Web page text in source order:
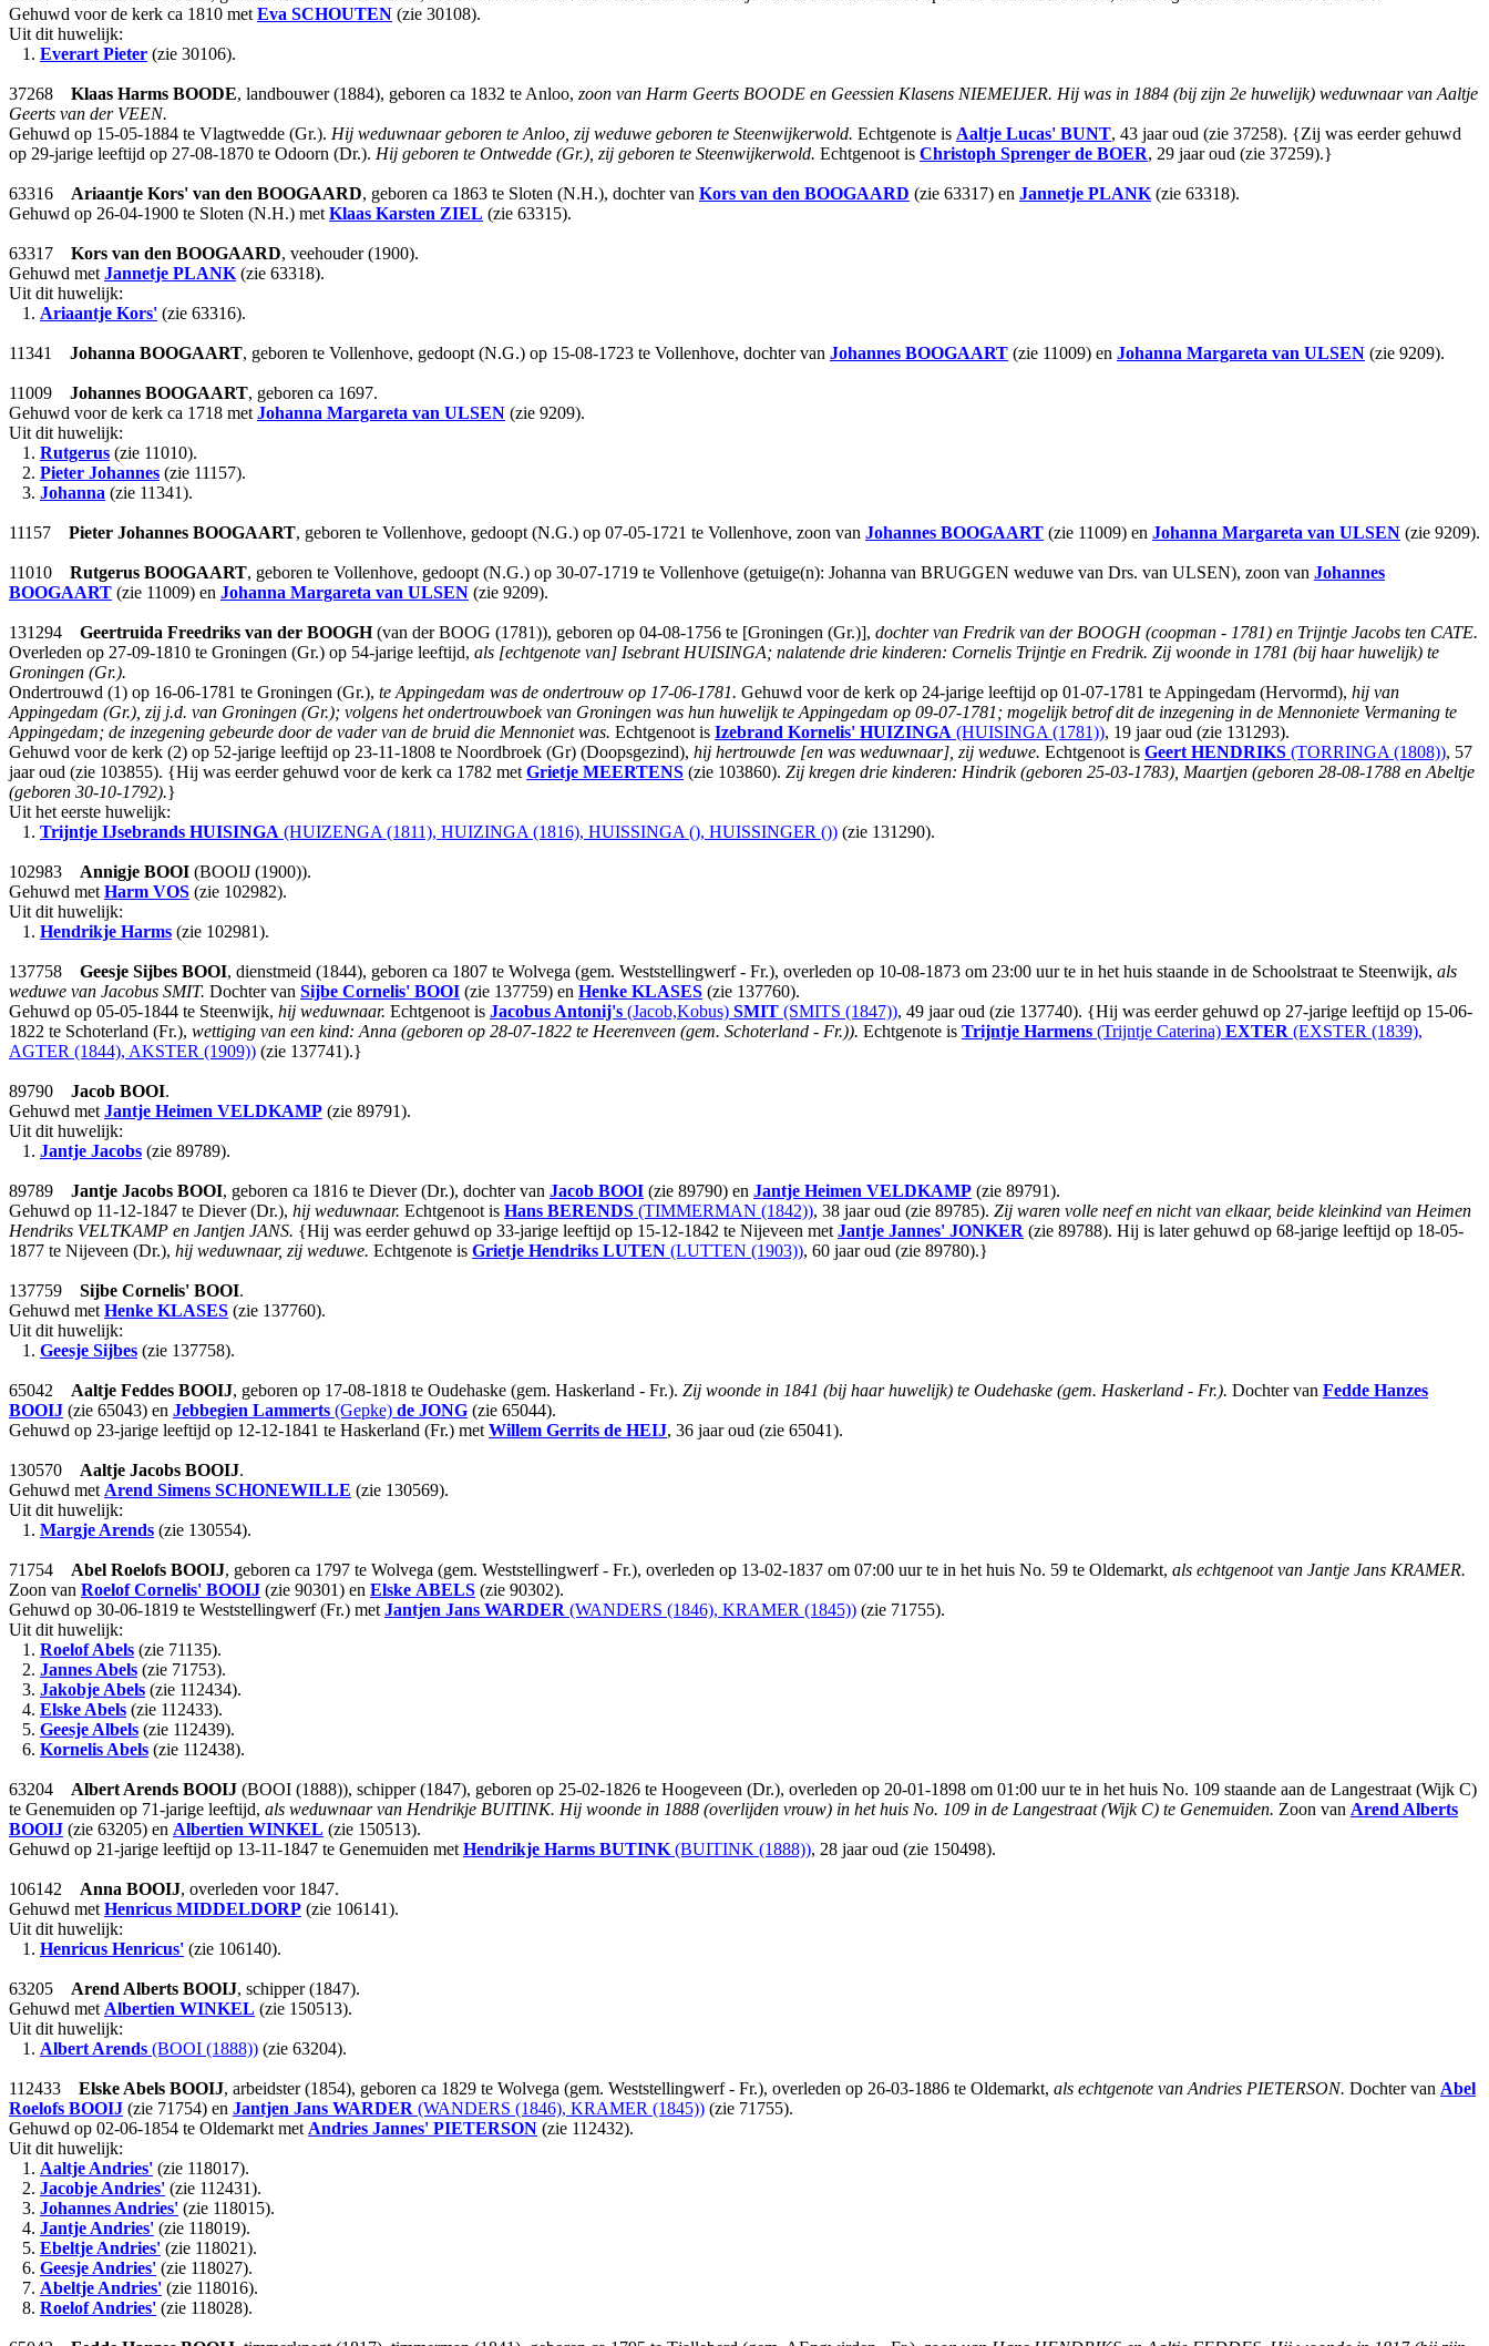
Gehuwd voor de kerk ca 1810 met Eva SCHOUTEN (zie 30108).
Uit dit huwelijk:
1. Everart Pieter (zie 30106).
37268 Klaas Harms BOODE, landbouwer (1884), geboren ca 1832 te Anloo, zoon van Harm Geerts BOODE en Geessien Klasens NIEMEIJER. Hij was in 1884 (bij zijn 2e huwelijk) weduwnaar van Aaltje
Geerts van der VEEN.
Gehuwd op 15-05-1884 te Vlagtwedde (Gr.). Hij weduwnaar geboren te Anloo, zij weduwe geboren te Steenwijkerwold. Echtgenote is Aaltje Lucas' BUNT, 43 jaar oud (zie 37258). {Zij was eerder gehuwd
op 29-jarige leeftijd op 27-08-1870 te Odoorn (Dr.). Hij geboren te Ontwedde (Gr.), zij geboren te Steenwijkerwold. Echtgenoot is Christoph Sprenger de BOER, 29 jaar oud (zie 37259).}
63316 Ariaantje Kors' van den BOOGAARD, geboren ca 1863 te Sloten (N.H.), dochter van Kors van den BOOGAARD (zie 63317) en Jannetje PLANK (zie 63318).
Gehuwd op 26-04-1900 te Sloten (N.H.) met Klaas Karsten ZIEL (zie 63315).
63317 Kors van den BOOGAARD, veehouder (1900).
Gehuwd met Jannetje PLANK (zie 63318).
Uit dit huwelijk:
1. Ariaantje Kors' (zie 63316).
11341 Johanna BOOGAART, geboren te Vollenhove, gedoopt (N.G.) op 15-08-1723 te Vollenhove, dochter van Johannes BOOGAART (zie 11009) en Johanna Margareta van ULSEN (zie 9209).
11009 Johannes BOOGAART, geboren ca 1697.
Gehuwd voor de kerk ca 1718 met Johanna Margareta van ULSEN (zie 9209).
Uit dit huwelijk:
1. Rutgerus (zie 11010).
2. Pieter Johannes (zie 11157).
3. Johanna (zie 11341).
11157 Pieter Johannes BOOGAART, geboren te Vollenhove, gedoopt (N.G.) op 07-05-1721 te Vollenhove, zoon van Johannes BOOGAART (zie 11009) en Johanna Margareta van ULSEN (zie 9209).
11010 Rutgerus BOOGAART, geboren te Vollenhove, gedoopt (N.G.) op 30-07-1719 te Vollenhove (getuige(n): Johanna van BRUGGEN weduwe van Drs. van ULSEN), zoon van Johannes
BOOGAART (zie 11009) en Johanna Margareta van ULSEN (zie 9209).
131294 Geertruida Freedriks van der BOOGH(van der BOOG (1781)), geboren op 04-08-1756 te [Groningen (Gr.)], dochter van Fredrik van der BOOGH (coopman - 1781) en Trijntje Jacobs ten CATE.
Overleden op 27-09-1810 te Groningen (Gr.) op 54-jarige leeftijd, als [echtgenote van] Isebrant HUISINGA; nalatende drie kinderen: Cornelis Trijntje en Fredrik. Zij woonde in 1781 (bij haar huwelijk) te
Groningen (Gr.).
Ondertrouwd (1) op 16-06-1781 te Groningen (Gr.), te Appingedam was de ondertrouw op 17-06-1781. Gehuwd voor de kerk op 24-jarige leeftijd op 01-07-1781 te Appingedam (Hervormd), hij van
Appingedam (Gr.), zij j.d. van Groningen (Gr.); volgens het ondertrouwboek van Groningen was hun huwelijk te Appingedam op 09-07-1781; mogelijk betrof dit de inzegening in de Mennoniete Vermaning te
Appingedam; de inzegening gebeurde door de vader van de bruid die Mennoniet was. Echtgenoot is Izebrand Kornelis' HUIZINGA (HUISINGA (1781)), 19 jaar oud (zie 131293).
Gehuwd voor de kerk (2) op 52-jarige leeftijd op 23-11-1808 te Noordbroek (Gr) (Doopsgezind), hij hertrouwde [en was weduwnaar], zij weduwe. Echtgenoot is Geert HENDRIKS (TORRINGA (1808)), 57
jaar oud (zie 103855). {Hij was eerder gehuwd voor de kerk ca 1782 met Grietje MEERTENS (zie 103860). Zij kregen drie kinderen: Hindrik (geboren 25-03-1783), Maartjen (geboren 28-08-1788 en Abeltje
(geboren 30-10-1792).}
Uit het eerste huwelijk:
1. Trijntje IJsebrands HUISINGA (HUIZENGA (1811), HUIZINGA (1816), HUISSINGA (), HUISSINGER ()) (zie 131290).
102983 Annigje BOOI (BOOIJ (1900)).
Gehuwd met Harm VOS (zie 102982).
Uit dit huwelijk:
1. Hendrikje Harms (zie 102981).
137758 Geesje Sijbes BOOI, dienstmeid (1844), geboren ca 1807 te Wolvega (gem. Weststellingwerf - Fr.), overleden op 10-08-1873 om 23:00 uur te in het huis staande in de Schoolstraat te Steenwijk, als
weduwe van Jacobus SMIT. Dochter van Sijbe Cornelis' BOOI (zie 137759) en Henke KLASES (zie 137760).
Gehuwd op 05-05-1844 te Steenwijk, hij weduwnaar. Echtgenoot is Jacobus Antonij's (Jacob,Kobus) SMIT (SMITS (1847)), 49 jaar oud (zie 137740). {Hij was eerder gehuwd op 27-jarige leeftijd op 15-06-
1822 te Schoterland (Fr.), wettiging van een kind: Anna (geboren op 28-07-1822 te Heerenveen (gem. Schoterland - Fr.)). Echtgenote is Trijntje Harmens (Trijntje Caterina) EXTER (EXSTER (1839),
AGTER (1844), AKSTER (1909)) (zie 137741).}
89790 Jacob BOOI.
Gehuwd met Jantje Heimen VELDKAMP (zie 89791).
Uit dit huwelijk:
1. Jantje Jacobs (zie 89789).
89789 Jantje Jacobs BOOI, geboren ca 1816 te Diever (Dr.), dochter van Jacob BOOI (zie 89790) en Jantje Heimen VELDKAMP (zie 89791).
Gehuwd op 11-12-1847 te Diever (Dr.), hij weduwnaar. Echtgenoot is Hans BERENDS (TIMMERMAN (1842)), 38 jaar oud (zie 89785). Zij waren volle neef en nicht van elkaar, beide kleinkind van Heimen
Hendriks VELTKAMP en Jantjen JANS. {Hij was eerder gehuwd op 33-jarige leeftijd op 15-12-1842 te Nijeveen met Jantje Jannes' JONKER (zie 89788). Hij is later gehuwd op 68-jarige leeftijd op 18-05-
1877 te Nijeveen (Dr.), hij weduwnaar, zij weduwe. Echtgenote is Grietje Hendriks LUTEN (LUTTEN (1903)), 60 jaar oud (zie 89780).}
137759 Sijbe Cornelis' BOOI.
Gehuwd met Henke KLASES (zie 137760).
Uit dit huwelijk:
1. Geesje Sijbes (zie 137758).
65042 Aaltje Feddes BOOIJ, geboren op 17-08-1818 te Oudehaske (gem. Haskerland - Fr.). Zij woonde in 1841 (bij haar huwelijk) te Oudehaske (gem. Haskerland - Fr.). Dochter van Fedde Hanzes
BOOIJ (zie 65043) en Jebbegien Lammerts (Gepke) de JONG (zie 65044).
Gehuwd op 23-jarige leeftijd op 12-12-1841 te Haskerland (Fr.) met Willem Gerrits de HEIJ, 36 jaar oud (zie 65041).
130570 Aaltje Jacobs BOOIJ.
Gehuwd met Arend Simens SCHONEWILLE (zie 130569).
Uit dit huwelijk:
1. Margje Arends (zie 130554).
71754 Abel Roelofs BOOIJ, geboren ca 1797 te Wolvega (gem. Weststellingwerf - Fr.), overleden op 13-02-1837 om 07:00 uur te in het huis No. 59 te Oldemarkt, als echtgenoot van Jantje Jans KRAMER.
Zoon van Roelof Cornelis' BOOIJ (zie 90301) en Elske ABELS (zie 90302).
Gehuwd op 30-06-1819 te Weststellingwerf (Fr.) met Jantjen Jans WARDER (WANDERS (1846), KRAMER (1845)) (zie 71755).
Uit dit huwelijk:
1. Roelof Abels (zie 71135).
2. Jannes Abels (zie 71753).
3. Jakobje Abels (zie 112434).
4. Elske Abels (zie 112433).
5. Geesje Albels (zie 112439).
6. Kornelis Abels (zie 112438).
63204 Albert Arends BOOIJ (BOOI (1888)), schipper (1847), geboren op 25-02-1826 te Hoogeveen (Dr.), overleden op 20-01-1898 om 01:00 uur te in het huis No. 109 staande aan de Langestraat (Wijk C)
te Genemuiden op 71-jarige leeftijd, als weduwnaar van Hendrikje BUITINK. Hij woonde in 1888 (overlijden vrouw) in het huis No. 109 in de Langestraat (Wijk C) te Genemuiden. Zoon van Arend Alberts
BOOIJ (zie 63205) en Albertien WINKEL (zie 150513).
Gehuwd op 21-jarige leeftijd op 13-11-1847 te Genemuiden met Hendrikje Harms BUTINK (BUITINK (1888)), 28 jaar oud (zie 150498).
106142 Anna BOOIJ, overleden voor 1847.
Gehuwd met Henricus MIDDELDORP (zie 106141).
Uit dit huwelijk:
1. Henricus Henricus' (zie 106140).
63205 Arend Alberts BOOIJ, schipper (1847).
Gehuwd met Albertien WINKEL (zie 150513).
Uit dit huwelijk:
1. Albert Arends (BOOI (1888)) (zie 63204).
112433 Elske Abels BOOIJ, arbeidster (1854), geboren ca 1829 te Wolvega (gem. Weststellingwerf - Fr.), overleden op 26-03-1886 te Oldemarkt, als echtgenote van Andries PIETERSON. Dochter van Abel
Roelofs BOOIJ (zie 71754) en Jantjen Jans WARDER (WANDERS (1846), KRAMER (1845)) (zie 71755).
Gehuwd op 02-06-1854 te Oldemarkt met Andries Jannes' PIETERSON (zie 112432).
Uit dit huwelijk:
1. Aaltje Andries' (zie 118017).
2. Jacobje Andries' (zie 112431).
3. Johannes Andries' (zie 118015).
4. Jantje Andries' (zie 118019).
5. Ebeltje Andries' (zie 118021).
6. Geesje Andries' (zie 118027).
7. Abeltje Andries' (zie 118016).
8. Roelof Andries' (zie 118028).